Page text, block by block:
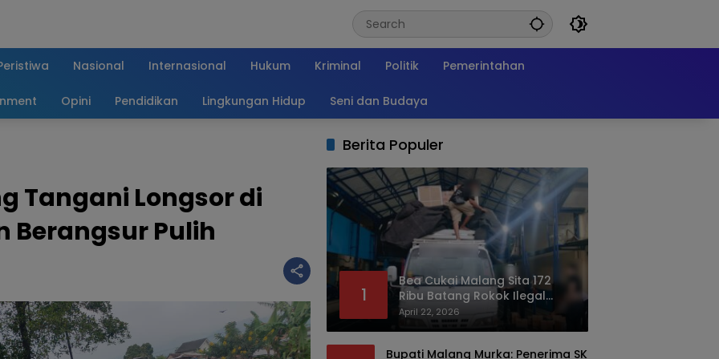
Nasional Internasional Hukum Kriminal Politik Pemerintahan
Opini Pendidikan Lingkungan Hidup Seni dan Budaya
Tangani Longsor di
Berangsur Pulih
Berita Populer
1
Bea Cukai Malang Sita 172
Ribu Batang Rokok Ilegal
Bermodus Kemasan Sabun
April 22, 2026
Bupati Malang Murka: Penerima SK